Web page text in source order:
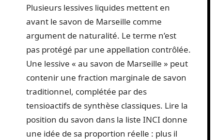
Plusieurs lessives liquides mettent en
avant le savon de Marseille comme
argument de naturalité. Le terme n’est
pas protégé par une appellation contrôlée.
Une lessive « au savon de Marseille » peut
contenir une fraction marginale de savon
traditionnel, complétée par des
tensioactifs de synthèse classiques. Lire la
position du savon dans la liste INCI donne
une idée de sa proportion réelle : plus il